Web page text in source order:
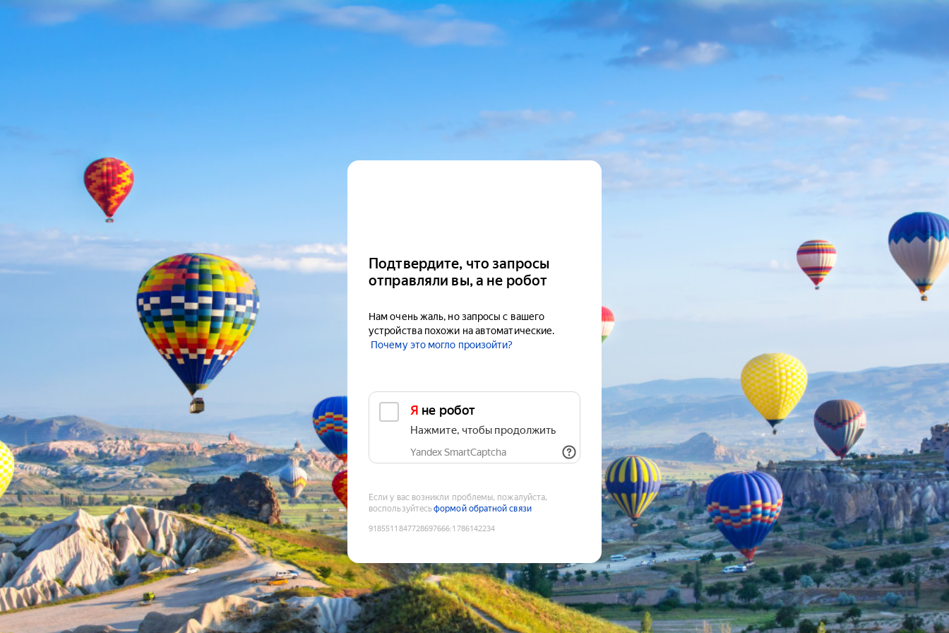
Подтвердите, что запросы
отправляли вы, а не робот
Нам очень жаль, но запросы с вашего
устройства похожи на автоматические.
Почему это могло произойти?
Я не робот
Нажмите, чтобы продолжить
Yandex SmartCaptcha
Если у вас возникли проблемы, пожалуйста,
воспользуйтесьформой обратной связи
9185511847728697666:1786142234